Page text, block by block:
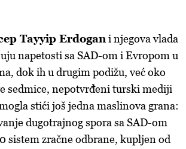
Tayyip Erdogani njegova vlada
napetosti sa SAD-om i Evropom u
dok ih u drugim podižu, već oko
sedmice, nepotvrđeni turski mediji
stići još jedna maslinova grana:
dugotrajnog spora sa SAD-om
sistem zračne odbrane, kupljen od